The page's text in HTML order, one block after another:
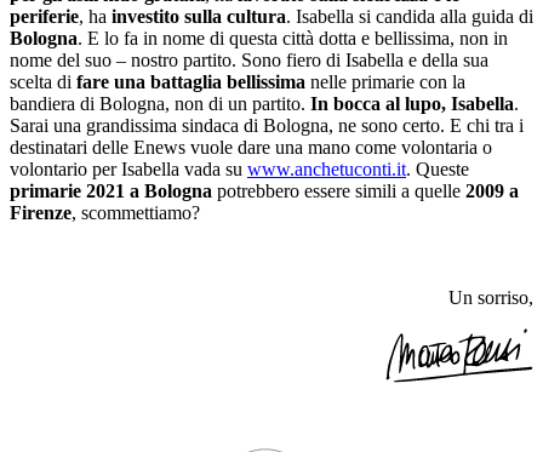
periferie, ha investito sulla cultura. Isabella si candida alla guida di
Bologna. E lo fa in nome di questa città dotta e bellissima, non in
nome del suo – nostro partito. Sono fiero di Isabella e della sua
scelta di fare una battaglia bellissima nelle primarie con la
bandiera di Bologna, non di un partito. In bocca al lupo, Isabella.
Sarai una grandissima sindaca di Bologna, ne sono certo. E chi tra i
destinatari delle Enews vuole dare una mano come volontaria o
volontario per Isabella vada su www.anchetuconti.it. Queste
primarie 2021 a Bologna potrebbero essere simili a quelle 2009 a
Firenze, scommettiamo?
Un sorriso,